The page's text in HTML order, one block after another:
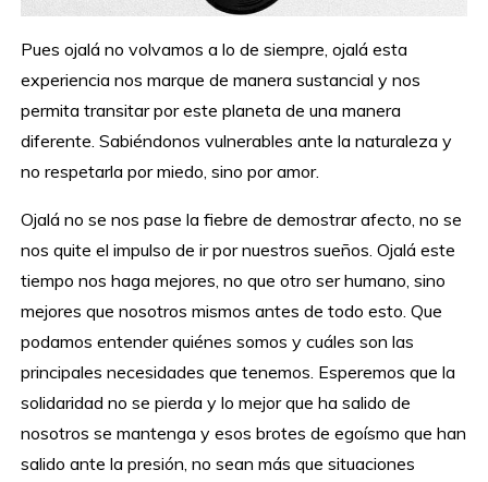
Pues ojalá no volvamos a lo de siempre, ojalá esta
experiencia nos marque de manera sustancial y nos
permita transitar por este planeta de una manera
diferente. Sabiéndonos vulnerables ante la naturaleza y
no respetarla por miedo, sino por amor.
Ojalá no se nos pase la fiebre de demostrar afecto, no se
nos quite el impulso de ir por nuestros sueños. Ojalá este
tiempo nos haga mejores, no que otro ser humano, sino
mejores que nosotros mismos antes de todo esto. Que
podamos entender quiénes somos y cuáles son las
principales necesidades que tenemos. Esperemos que la
solidaridad no se pierda y lo mejor que ha salido de
nosotros se mantenga y esos brotes de egoísmo que han
salido ante la presión, no sean más que situaciones